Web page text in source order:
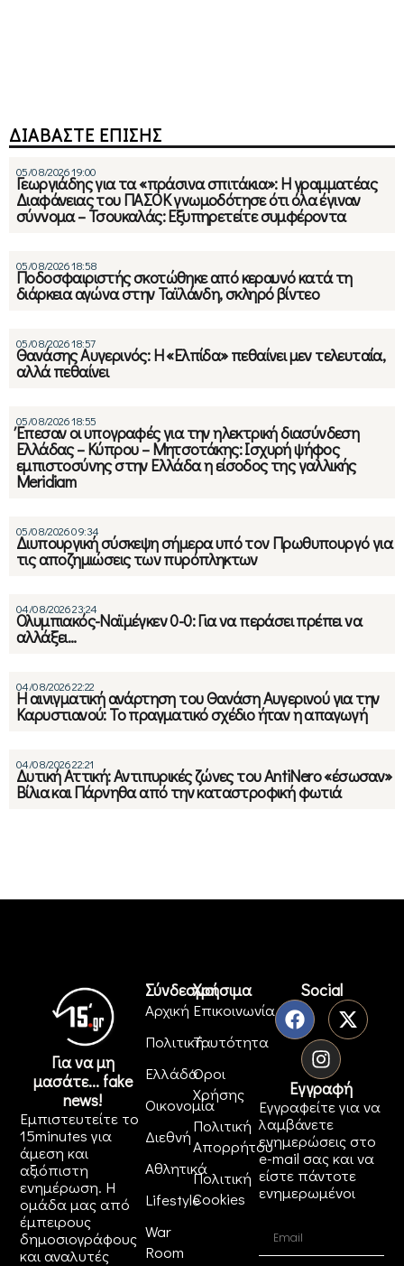
ΔΙΑΒΑΣΤΕ ΕΠΙΣΗΣ
05/08/2026 19:00
Γεωργιάδης για τα «πράσινα σπιτάκια»: Η γραμματέας
Διαφάνειας του ΠΑΣΟΚ γνωμοδότησε ότι όλα έγιναν
σύννομα – Τσουκαλάς: Εξυπηρετείτε συμφέροντα
05/08/2026 18:58
Ποδοσφαιριστής σκοτώθηκε από κεραυνό κατά τη
διάρκεια αγώνα στην Ταϊλάνδη, σκληρό βίντεο
05/08/2026 18:57
Θανάσης Αυγερινός: Η «Ελπίδα» πεθαίνει μεν τελευταία,
αλλά πεθαίνει
05/08/2026 18:55
Έπεσαν οι υπογραφές για την ηλεκτρική διασύνδεση
Ελλάδας – Κύπρου – Μητσοτάκης: Ισχυρή ψήφος
εμπιστοσύνης στην Ελλάδα η είσοδος της γαλλικής
Meridiam
05/08/2026 09:34
Διυπουργική σύσκεψη σήμερα υπό τον Πρωθυπουργό για
τις αποζημιώσεις των πυρόπληκτων
04/08/2026 23:24
Ολυμπιακός-Ναϊμέγκεν 0-0: Για να περάσει πρέπει να
αλλάξει…
04/08/2026 22:22
Η αινιγματική ανάρτηση του Θανάση Αυγερινού για την
Καρυστιανού: Το πραγματικό σχέδιο ήταν η απαγωγή
04/08/2026 22:21
Δυτική Αττική: Αντιπυρικές ζώνες του AntiNero «έσωσαν»
Βίλια και Πάρνηθα από την καταστροφική φωτιά
Για να μη
μασάτε... fake
news!
Εμπιστευτείτε το
15minutes για
άμεση και
αξιόπιστη
ενημέρωση. Η
ομάδα μας από
έμπειρους
δημοσιογράφους
και αναλυτές
Σύνδεσμοι
Αρχική
Πολιτική
Ελλάδα
Οικονομία
Διεθνή
Αθλητικά
Lifestyle
War
Room
Χρήσιμα
Επικοινωνία
Ταυτότητα
Όροι
Χρήσης
Πολιτική
Απορρήτου
Πολιτική
Cookies
Social
Εγγραφή
Εγγραφείτε για να
λαμβάνετε
ενημερώσεις στο
e-mail σας και να
είστε πάντοτε
ενημερωμένοι